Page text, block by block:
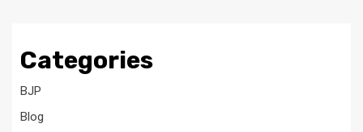
Categories
BJP
Blog